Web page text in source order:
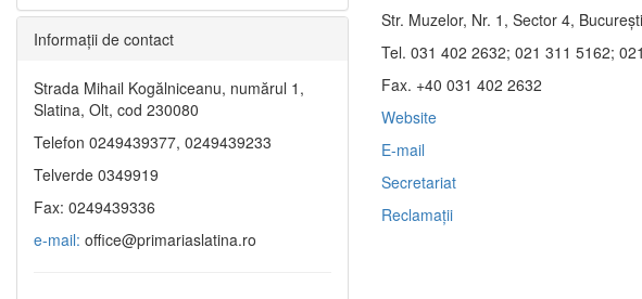
Str. Muzelor, Nr. 1, Sector 4, Bucureşti
Tel. 031 402 2632; 021 311 5162;
Fax. +40 031 402 2632
Website
E-mail
Secretariat
Reclamaţii
Informaţii de contact
Strada Mihail Kogălniceanu, numărul 1,
Slatina, Olt, cod 230080
Telefon 0249439377, 0249439233
Telverde 0349919
Fax: 0249439336
e-mail: office@primariaslatina.ro